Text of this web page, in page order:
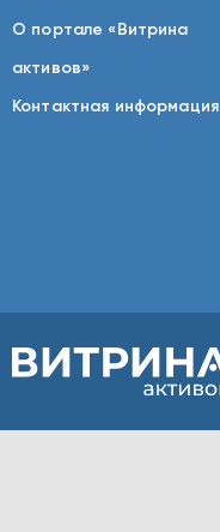
О портале «Витрина
активов»
Контактная информация